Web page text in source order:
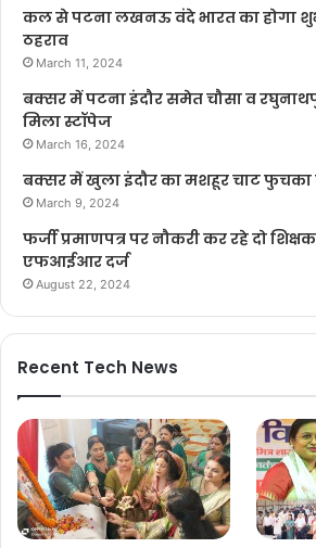
कल से पटना लखनऊ वंदे भारत का होगा
ठहराव
March 11, 2024
बक्सर में पटना इंदौर समेत चौसा व
मिला स्टॉपेज
March 16, 2024
बक्सर में खुला इंदौर का मशहूर चाट फुचका
March 9, 2024
फर्जी प्रमाणपत्र पर नौकरी कर रहे दो
एफआईआर दर्ज
August 22, 2024
Recent Tech News